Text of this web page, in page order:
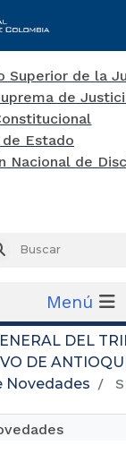
Buscar
Menú
DEL
DE
Novedades